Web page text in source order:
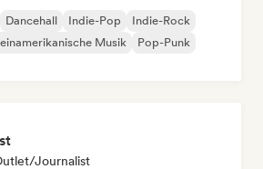
Dancehall Indie-Pop
Indie-Rock
Musik
Pop-Punk
Journalist